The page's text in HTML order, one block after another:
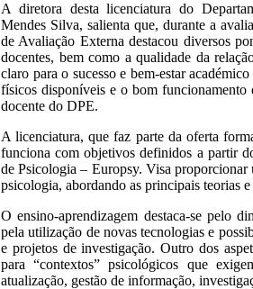
A diretora desta licenciatura do
Mendes Silva, salienta que, durante a
de Avaliação Externa destacou diversos
docentes, bem como a qualidade da
claro para o sucesso e bem-estar
físicos disponíveis e o bom funcionamento
docente do DPE.
A licenciatura, que faz parte da oferta
funciona com objetivos definidos a partir
de Psicologia – Europsy. Visa
psicologia, abordando as principais teorias
O ensino-aprendizagem destaca-se pelo
pela utilização de novas tecnologias e
e projetos de investigação. Outro dos
para “contextos” psicológicos que
atualização, gestão de informação,